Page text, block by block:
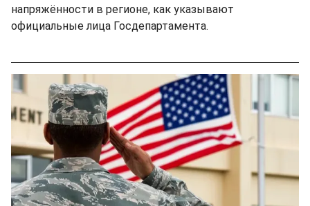
напряжённости в регионе, как указывают
официальные лица Госдепартамента.